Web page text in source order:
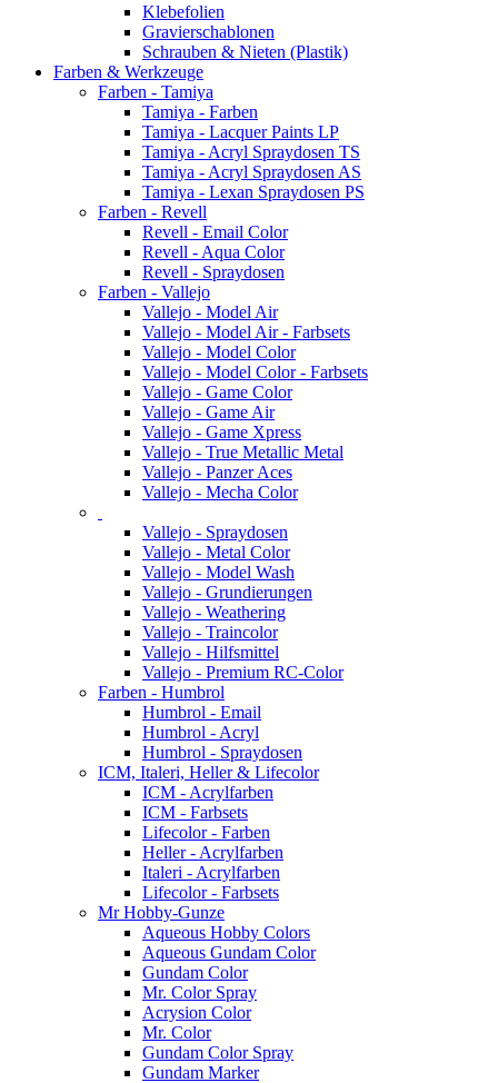
Klebefolien
Gravierschablonen
Schrauben & Nieten (Plastik)
Farben & Werkzeuge
Farben - Tamiya
Tamiya - Farben
Tamiya - Lacquer Paints LP
Tamiya - Acryl Spraydosen TS
Tamiya - Acryl Spraydosen AS
Tamiya - Lexan Spraydosen PS
Farben - Revell
Revell - Email Color
Revell - Aqua Color
Revell - Spraydosen
Farben - Vallejo
Vallejo - Model Air
Vallejo - Model Air - Farbsets
Vallejo - Model Color
Vallejo - Model Color - Farbsets
Vallejo - Game Color
Vallejo - Game Air
Vallejo - Game Xpress
Vallejo - True Metallic Metal
Vallejo - Panzer Aces
Vallejo - Mecha Color
Vallejo - Spraydosen
Vallejo - Metal Color
Vallejo - Model Wash
Vallejo - Grundierungen
Vallejo - Weathering
Vallejo - Traincolor
Vallejo - Hilfsmittel
Vallejo - Premium RC-Color
Farben - Humbrol
Humbrol - Email
Humbrol - Acryl
Humbrol - Spraydosen
ICM, Italeri, Heller & Lifecolor
ICM - Acrylfarben
ICM - Farbsets
Lifecolor - Farben
Heller - Acrylfarben
Italeri - Acrylfarben
Lifecolor - Farbsets
Mr Hobby-Gunze
Aqueous Hobby Colors
Aqueous Gundam Color
Gundam Color
Mr. Color Spray
Acrysion Color
Mr. Color
Gundam Color Spray
Gundam Marker